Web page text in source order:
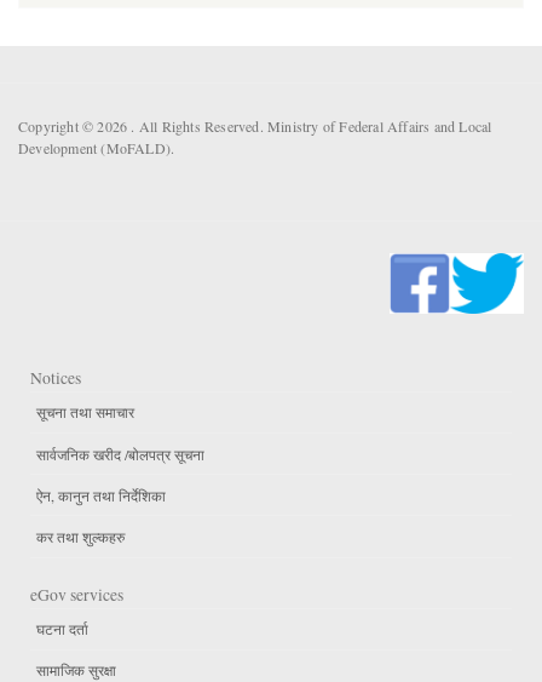
Copyright © 2026 . All Rights Reserved. Ministry of Federal Affairs and Local
Development (MoFALD).
Notices
सूचना तथा समाचार
सार्वजनिक खरीद /बोलपत्र सूचना
ऐन, कानुन तथा निर्देशिका
कर तथा शुल्कहरु
eGov services
घटना दर्ता
सामाजिक सुरक्षा